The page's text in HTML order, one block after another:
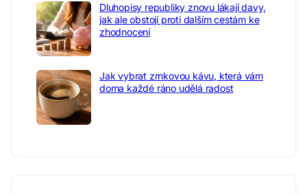
Dluhopisy republiky znovu lákají davy,
jak ale obstojí proti dalším cestám ke
zhodnocení
Jak vybrat zrnkovou kávu, která vám
doma každé ráno udělá radost